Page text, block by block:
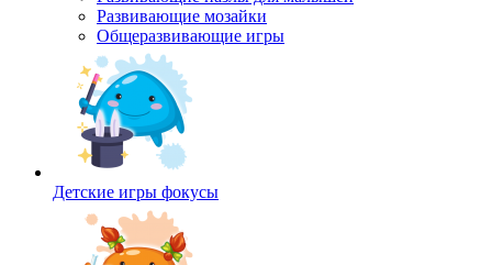
Развивающие мозайки
Общеразвивающие игры
Детские игры фокусы